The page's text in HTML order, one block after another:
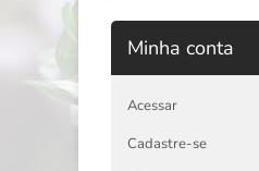
Minha conta
Acessar
Cadastre-se